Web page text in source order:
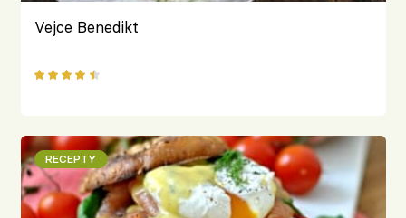
Vejce Benedikt
RECEPTY